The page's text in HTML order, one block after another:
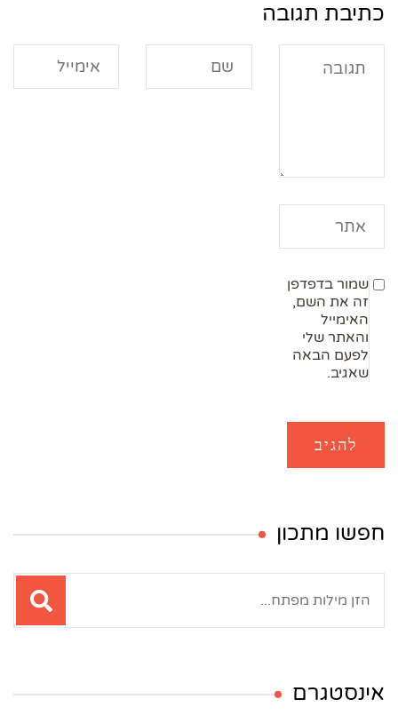
כתיבת תגובה
שמור בדפדפן
זה את השם,
האימייל
והאתר שלי
לפעם הבאה
שאגיב.
חפשו מתכון
אינסטגרם